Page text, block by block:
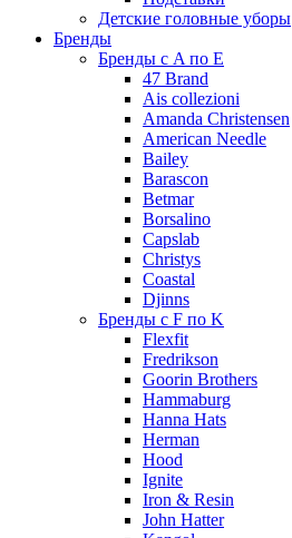
Детские головные уборы
Бренды
Бренды с A по E
47 Brand
Ais collezioni
Amanda Christensen
American Needle
Bailey
Barascon
Betmar
Borsalino
Capslab
Christys
Coastal
Djinns
Бренды с F по K
Flexfit
Fredrikson
Goorin Brothers
Hammaburg
Hanna Hats
Herman
Hood
Ignite
Iron & Resin
John Hatter